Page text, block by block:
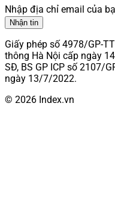
Nhập địa chỉ email của
Nhận tin
Giấy phép số 4978/GP-
thông Hà Nội cấp ngày
SĐ, BS GP ICP số 2107/
ngày 13/7/2022.
© 2026 Index.vn